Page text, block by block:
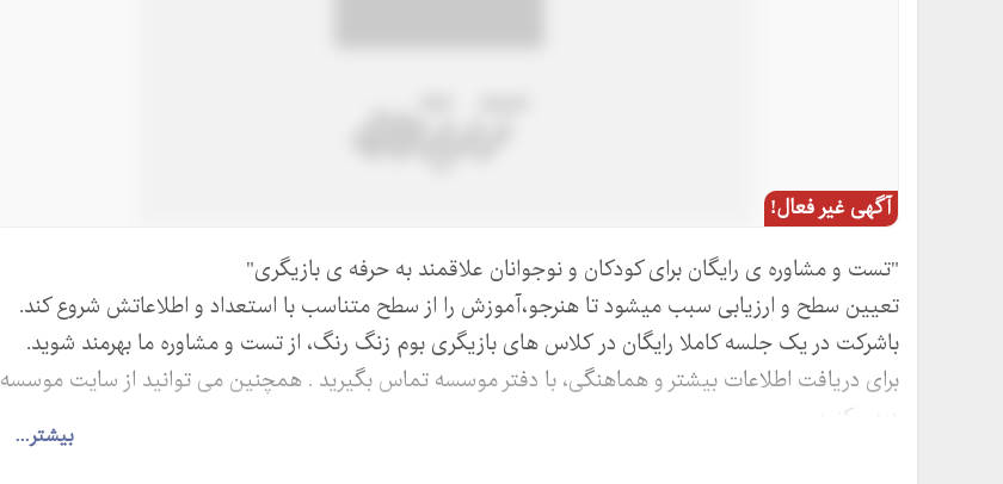
آگهی غیر فعال!
بیشتر...
"تست و مشاوره ی رایگان برای کودکان و نوجوانان علاقمند به حرفه ی بازیگری"
تعیین سطح و ارزیابی سبب میشود تا هنرجو،آموزش را از سطح متناسب با استعداد و اطلاعاتش شروع کند.
باشرکت در یک جلسه کاملا رایگان در کلاس های بازیگری بوم زنگ رنگ، از تست و مشاوره ما بهرمند شوید.
برای دریافت اطلاعات بیشتر و هماهنگی، با دفتر موسسه تماس بگیرید . همچنین می توانید از سایت موسسه
دیدن کنید